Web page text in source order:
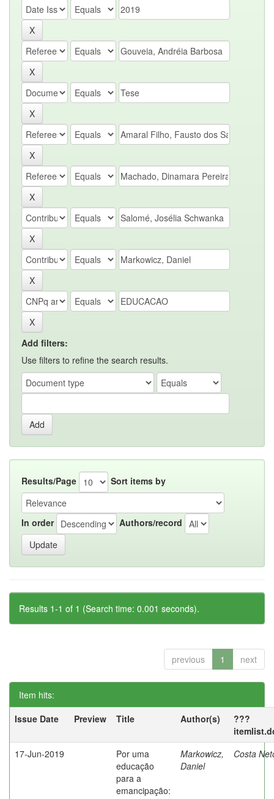
Add filters:
Use filters to refine the search results.
Results/Page Sort items by
In order Authors/record
Results 1-1 of 1 (Search time: 0.001 seconds).
previous 1 next
Item hits:
Issue Date
Preview Title Author(s)
???
17-Jun-2019
Por uma
educação
para a
emancipação:
Markowicz,
Daniel
Costa